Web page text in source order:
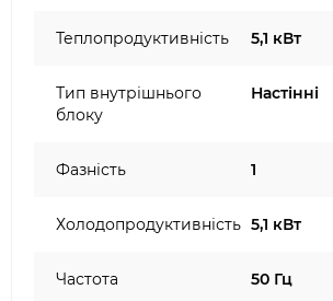
Теплопродуктивність 5,1 кВт
Тип внутрішнього
блоку
Настінні
Фазність 1
Холодопродуктивність 5,1 кВт
Частота 50 Гц